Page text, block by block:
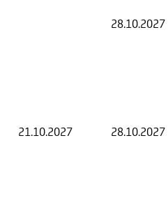
28.10.2027
21.10.2027 28.10.2027